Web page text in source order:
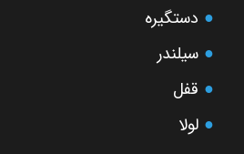
دستگیره
سیلندر
قفل
لولا